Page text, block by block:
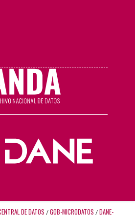
DE DATOS / GOB-MICRODATOS / DANE-